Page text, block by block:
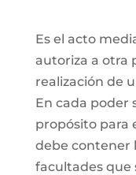
Es el acto
autoriza a otra
realización de
En cada poder
propósito para
debe contener
facultades que